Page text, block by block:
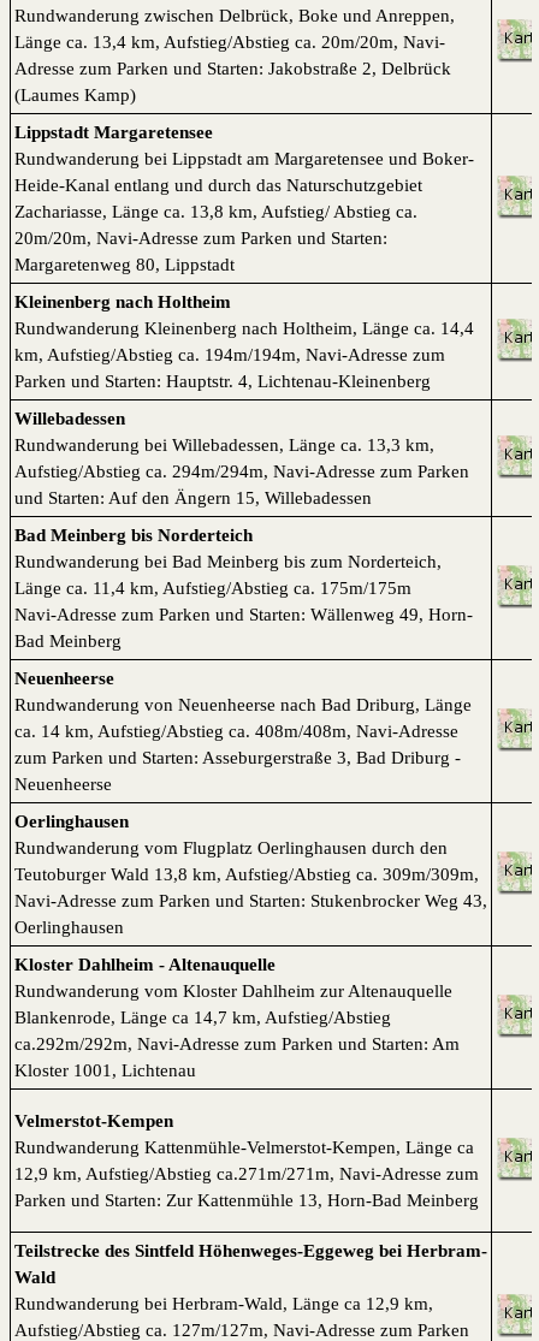
Rundwanderung zwischen Delbrück, Boke und Anreppen,
Länge ca. 13,4 km, Aufstieg/Abstieg ca. 20m/20m, Navi-
Adresse zum Parken und Starten: Jakobstraße 2, Delbrück
(Laumes Kamp)
Lippstadt Margaretensee
Rundwanderung bei Lippstadt am Margaretensee und Boker-
Heide-Kanal entlang und durch das Naturschutzgebiet
Zachariasse, Länge ca. 13,8 km, Aufstieg/ Abstieg ca.
20m/20m, Navi-Adresse zum Parken und Starten:
Margaretenweg 80, Lippstadt
Kleinenberg nach Holtheim
Rundwanderung Kleinenberg nach Holtheim, Länge ca. 14,4
km, Aufstieg/Abstieg ca. 194m/194m, Navi-Adresse zum
Parken und Starten: Hauptstr. 4, Lichtenau-Kleinenberg
Willebadessen
Rundwanderung bei Willebadessen, Länge ca. 13,3 km,
Aufstieg/Abstieg ca. 294m/294m, Navi-Adresse zum Parken
und Starten: Auf den Ängern 15, Willebadessen
Bad Meinberg bis Norderteich
Rundwanderung bei Bad Meinberg bis zum Norderteich,
Länge ca. 11,4 km, Aufstieg/Abstieg ca. 175m/175m
Navi-Adresse zum Parken und Starten: Wällenweg 49, Horn-
Bad Meinberg
Neuenheerse
Rundwanderung von Neuenheerse nach Bad Driburg, Länge
ca. 14 km, Aufstieg/Abstieg ca. 408m/408m, Navi-Adresse
zum Parken und Starten: Asseburgerstraße 3, Bad Driburg -
Neuenheerse
Oerlinghausen
Rundwanderung vom Flugplatz Oerlinghausen durch den
Teutoburger Wald 13,8 km, Aufstieg/Abstieg ca. 309m/309m,
Navi-Adresse zum Parken und Starten: Stukenbrocker Weg 43,
Oerlinghausen
Kloster Dahlheim - Altenauquelle
Rundwanderung vom Kloster Dahlheim zur Altenauquelle
Blankenrode, Länge ca 14,7 km, Aufstieg/Abstieg
ca.292m/292m, Navi-Adresse zum Parken und Starten: Am
Kloster 1001, Lichtenau
Velmerstot-Kempen
Rundwanderung Kattenmühle-Velmerstot-Kempen, Länge ca
12,9 km, Aufstieg/Abstieg ca.271m/271m, Navi-Adresse zum
Parken und Starten: Zur Kattenmühle 13, Horn-Bad Meinberg
Teilstrecke des Sintfeld Höhenweges-Eggeweg bei Herbram-
Wald
Rundwanderung bei Herbram-Wald, Länge ca 12,9 km,
Aufstieg/Abstieg ca. 127m/127m, Navi-Adresse zum Parken